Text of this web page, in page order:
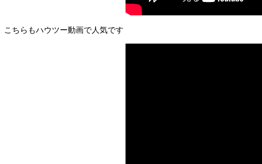
こちらもハウツー動画で人気です